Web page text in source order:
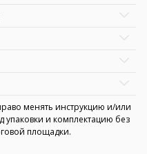
менять инструкцию и/или
упаковки и комплектацию без
площадки.